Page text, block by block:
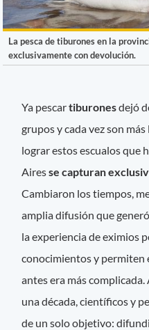
La pesca de tiburones en la
exclusivamente con devolución.
Ya pescartiburonesdejó
grupos y cada vez son
lograr estos escualos que
Airesse capturan
Cambiaron los tiempos,
amplia difusión que
la experiencia de eximios
conocimientos y permiten
antes era más complicada.
una década, científicos y
de un solo objetivo: